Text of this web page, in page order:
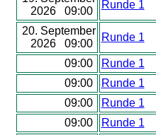
2026 09:00
Runde 1
20. September
2026 09:00
Runde 1
09:00 Runde 1
09:00
Runde 1
09:00
Runde 1
09:00
Runde 1